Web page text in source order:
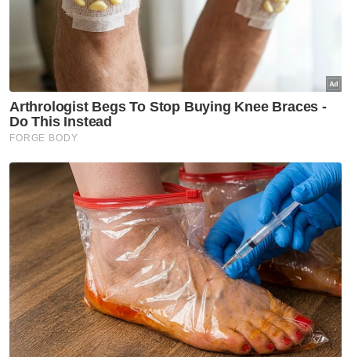
"Kalau berlaku apa-apa krisis, kita ada
simpanan dan data lengkap benih dalam
negara yang boleh digunakan untuk
menghasilkan semula benih-benih pada
masa depan," jelasnya.
Dalam pada itu, beliau berkata, penambahan
kuota bekalan beras kepada pengilang
termasuk Bumiputera akan dilaksanakan
melihat kepada keupayaan kilang.